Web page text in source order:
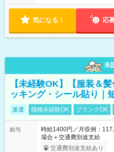
気になる！ 応
未
【未経験OK】【服装＆
ッキング・シール貼り｜
派遣 職種未経験OK ブランクOK
給与
時給1400円／月収例：
場合＋交通費別途支給
交通費別途支給あり